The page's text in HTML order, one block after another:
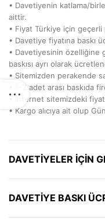
• Davetiyenin katlama/
aittir.
• Fiyat Türkiye için geçerli
• Davetiye fiyatına baskı
• Davetiyesinin özelliğine
baskısı ayrı olarak
• Sitemizden perakende
• 1-3 adet arası baskıda
• İnternet sitemizdeki
• Kargo alıcıya ait olup
DAVETIYELER IÇIN
DAVETIYE BASKI